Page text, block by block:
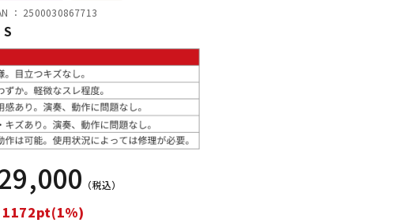
配信/ライブ
機器
： 2500030867713
S
（税込）
1172pt(1%)